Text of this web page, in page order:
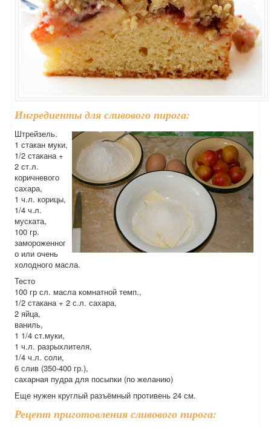
Ингредиенты для сливового пирога:
Штрейзель.
1 стакан муки,
1/2 стакана +
2 ст.л.
коричневого
сахара,
1 ч.л. корицы,
1/4 ч.л.
муската,
100 гр.
замороженног
о или очень
холодного масла.
Тесто
100 гр сл. масла комнатной темп.,
1/2 стакана + 2 с.л. сахара,
2 яйца,
ваниль,
1 1/4 ст.муки,
1 ч.л. разрыхлителя,
1/4 ч.л. соли,
6 слив (350-400 гр.),
сахарная пудра для посыпки (по желанию)
Еще нужен круглый разъёмный противень 24 см.
Рецепт приготовления сливового пирога: